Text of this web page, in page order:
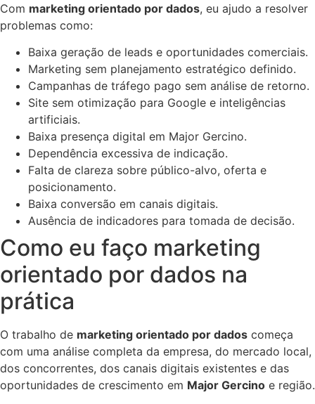
Com marketing orientado por dados, eu ajudo a resolver
problemas como:
Baixa geração de leads e oportunidades comerciais.
Marketing sem planejamento estratégico definido.
Campanhas de tráfego pago sem análise de retorno.
Site sem otimização para Google e inteligências
artificiais.
Baixa presença digital em Major Gercino.
Dependência excessiva de indicação.
Falta de clareza sobre público-alvo, oferta e
posicionamento.
Baixa conversão em canais digitais.
Ausência de indicadores para tomada de decisão.
Como eu faço marketing
orientado por dados na
prática
O trabalho de marketing orientado por dados começa
com uma análise completa da empresa, do mercado local,
dos concorrentes, dos canais digitais existentes e das
oportunidades de crescimento em Major Gercino e região.